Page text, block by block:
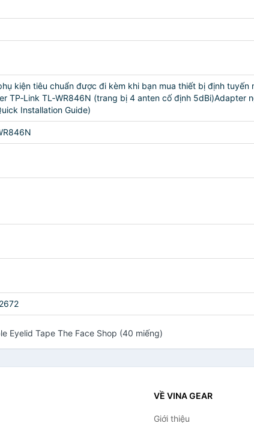
kiện tiêu chuẩn được đi kèm khi bạn mua thiết bị định
TP‑Link TL‑WR846N (trang bị 4 anten cố định
Installation Guide)
Eyelid Tape The Face Shop (40 miếng)
VỀ VINA GEAR
Giới thiệu